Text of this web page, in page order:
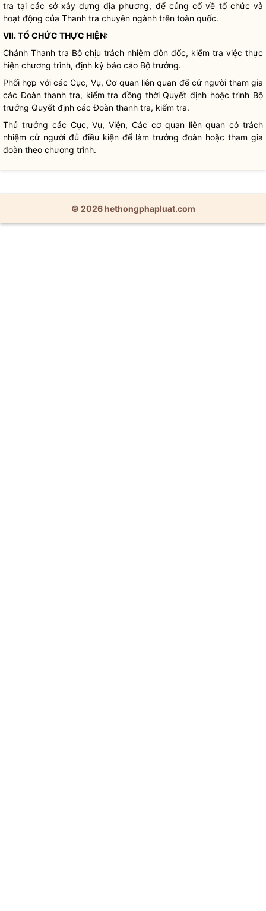
tra tại các sở xây dựng địa phương, để củng cố về tổ chức và
hoạt động của Thanh tra chuyên ngành trên toàn quốc.
VII. TỔ CHỨC THỰC HIỆN:
Chánh Thanh tra Bộ chịu trách nhiệm đôn đốc, kiểm tra việc thực
hiện chương trình, định kỳ báo cáo Bộ trưởng.
Phối hợp với các Cục, Vụ, Cơ quan liên quan để cử người tham gia
các Đoàn thanh tra, kiểm tra đồng thời Quyết định hoặc trình Bộ
trưởng Quyết định các Đoàn thanh tra, kiểm tra.
Thủ trưởng các Cục, Vụ, Viện, Các cơ quan liên quan có trách
nhiệm cử người đủ điều kiện để làm trưởng đoàn hoặc tham gia
đoàn theo chương trình.
© 2026 hethongphapluat.com